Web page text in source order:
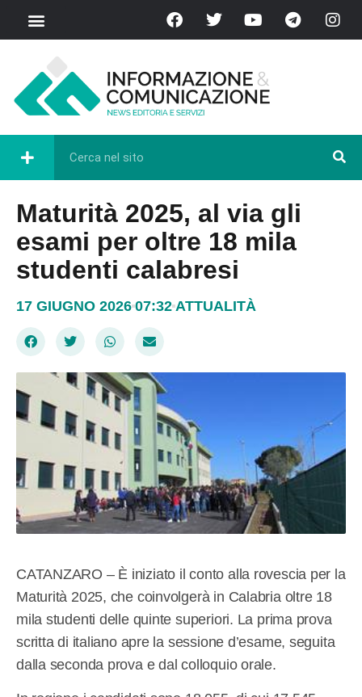
Maturità 2025, al via gli
esami per oltre 18 mila
studenti calabresi
17 GIUGNO 2026 07:32 ATTUALITÀ
CATANZARO – È iniziato il conto alla rovescia per la
Maturità 2025, che coinvolgerà in Calabria oltre 18
mila studenti delle quinte superiori. La prima prova
scritta di italiano apre la sessione d’esame, seguita
dalla seconda prova e dal colloquio orale.